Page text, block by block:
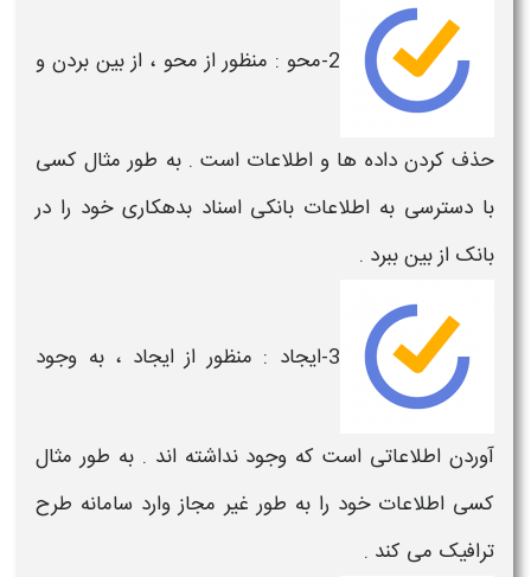
2-محو : منظور از محو ، از بین بردن و
حذف کردن داده ها و اطلاعات است . به طور مثال کسی
با دسترسی به اطلاعات بانکی اسناد بدهکاری خود را در
بانک از بین ببرد .
3-ایجاد : منظور از ایجاد ، به وجود
آوردن اطلاعاتی است که وجود نداشته اند . به طور مثال
کسی اطلاعات خود را به طور غیر مجاز وارد سامانه طرح
ترافیک می کند .